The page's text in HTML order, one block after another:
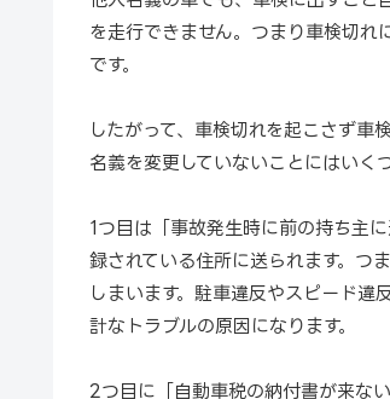
を走行できません。つまり車検切れ
です。
したがって、車検切れを起こさず車
名義を変更していないことにはいく
1つ目は「事故発生時に前の持ち主
録されている住所に送られます。つ
しまいます。駐車違反やスピード違
計なトラブルの原因になります。
2つ目に「自動車税の納付書が来な